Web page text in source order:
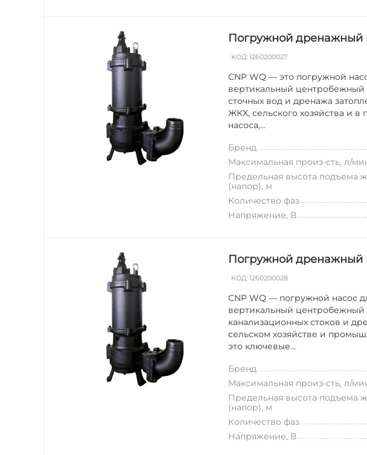
Погружной дренажный
КОД:1260200027
CNP WQ — это погружной
вертикальный центробежный
сточных вод и дренажа
ЖКХ, сельского хозяйства и
насоса,...
Бренд
Максимальная произ-сть, л/
Предельная высота подъема
(напор), м
Количество фаз
Напряжение, В
Погружной дренажный
КОД:1260200028
CNP WQ — погружной насос
вертикальный центробежный
канализационных стоков и
сельском хозяйстве и
это ключевые...
Бренд
Максимальная произ-сть, л/
Предельная высота подъема
(напор), м
Количество фаз
Напряжение, В